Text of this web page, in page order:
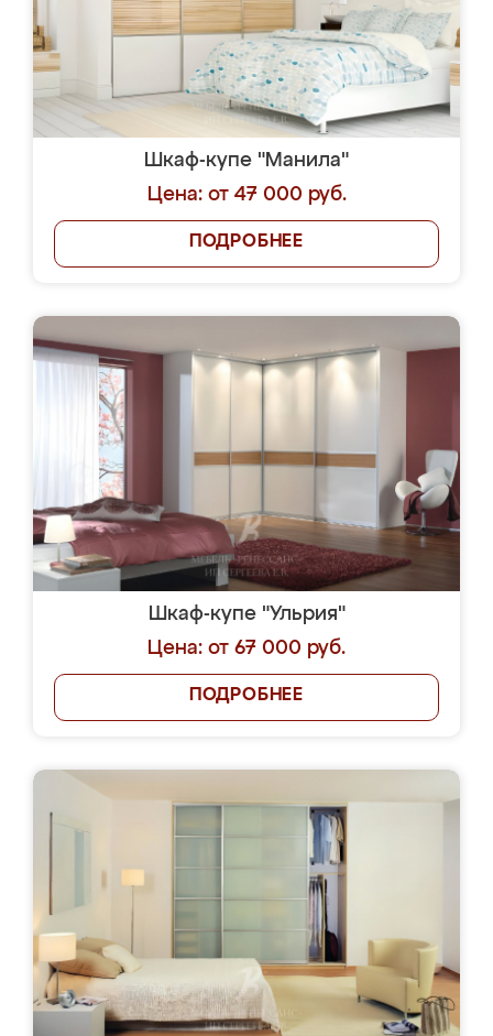
Шкаф-купе "Манила"
Цена: от 47 000 руб.
ПОДРОБНЕЕ
Шкаф-купе "Ульрия"
Цена: от 67 000 руб.
ПОДРОБНЕЕ